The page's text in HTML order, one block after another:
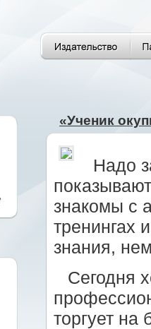
«Ученик
Надо
знакомы с
тренингах
знания,
Сегодня
торгует на